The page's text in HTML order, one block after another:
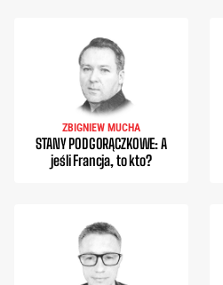
ZBIGNIEW MUCHA
STANY PODGORĄCZKOWE: A
jeśli Francja, to kto?